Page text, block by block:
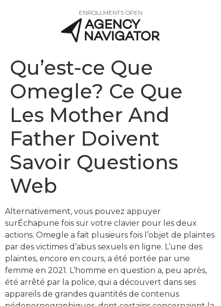
ENROLLMENTS OPEN
Qu’est-ce Que
Omegle? Ce Que
Les Mother And
Father Doivent
Savoir Questions
Web
Alternativement, vous pouvez appuyer
surÉchapune fois sur votre clavier pour les deux
actions. Omegle a fait plusieurs fois l’objet de plaintes
par des victimes d’abus sexuels en ligne. L’une des
plaintes, encore en cours, a été portée par une
femme en 2021. L’homme en question a, peu après,
été arrêté par la police, qui a découvert dans ses
appareils de grandes quantités de contenus